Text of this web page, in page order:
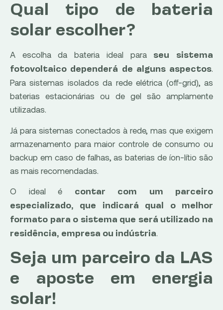
Qual tipo de bateria
solar escolher?
A escolha da bateria ideal para seu sistema
fotovoltaico dependerá de alguns aspectos.
Para sistemas isolados da rede elétrica (off-grid), as
baterias estacionárias ou de gel são amplamente
utilizadas.
Já para sistemas conectados à rede, mas que exigem
armazenamento para maior controle de consumo ou
backup em caso de falhas, as baterias de íon-lítio são
as mais recomendadas.
O ideal é contar com um parceiro
especializado, que indicará qual o melhor
formato para o sistema que será utilizado na
residência, empresa ou indústria
Seja um parceiro da LAS
e aposte em energia
solar!